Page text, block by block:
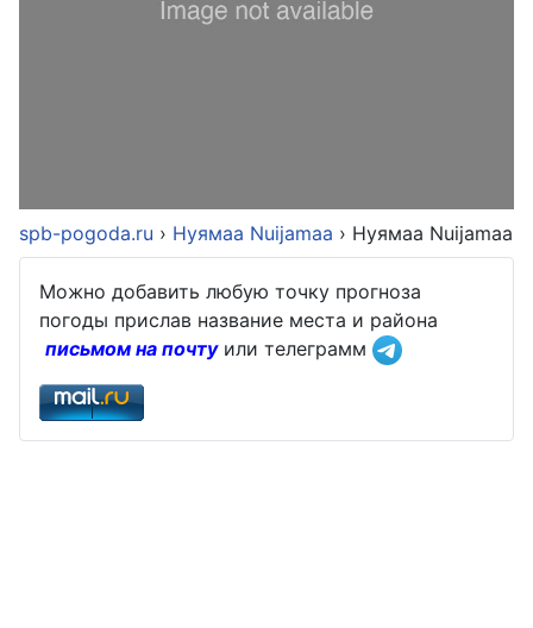
spb-pogoda.ru › Нуямаа Nuijamaa › Нуямаа Nuijamaa
Можно добавить любую точку прогноза
погоды прислав название места и района
письмом на почтуили телеграмм